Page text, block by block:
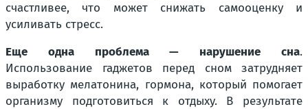
счастливее, что может снижать самооценку и
усиливать стресс.
Еще одна проблема — нарушение сна.
Использование гаджетов перед сном затрудняет
выработку мелатонина, гормона, который помогает
организму подготовиться к отдыху. В результате